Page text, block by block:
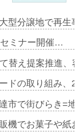
型分譲地で再
ミナー開催…
替え提案推進
ドの取り組み
市で街びらき=
機でお菓子や